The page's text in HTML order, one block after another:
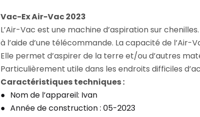
Vac-Ex Air-Vac 2023
L’Air-Vac est une machine d’aspiration sur
à l’aide d’une télécommande. La capacité de l’Air-
Elle permet d’aspirer de la terre et/ou d’autres
Particulièrement utile dans les endroits difficiles
Caractéristiques techniques :
Nom de l’appareil: Ivan
Année de construction : 05-2023